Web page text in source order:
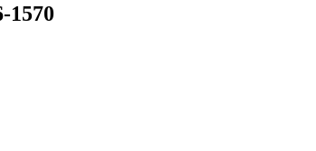
1570